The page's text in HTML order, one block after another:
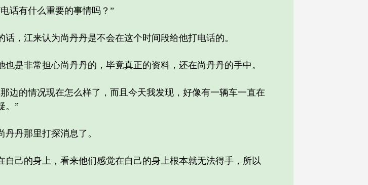
话有什么重要的事情吗？”
江来认为尚丹丹是不会在这个时间段给他打电话的。
非常担心尚丹丹的，毕竟真正的资料，还在尚丹丹的手中。
的情况现在怎么样了，而且今天我发现，好像有一辆车一直在
。”
丹那里打探消息了。
己的身上，看来他们感觉在自己的身上根本就无法得手，所以